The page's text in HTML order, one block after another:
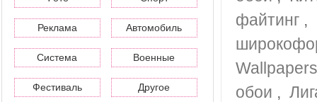
Реклама Автомобиль
Система Военные
Фестиваль Другое
файтинг ,
Wallpapers
обои ,